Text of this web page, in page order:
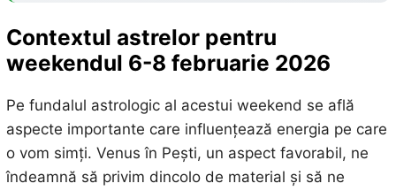
Contextul astrelor pentru
weekendul 6-8 februarie 2026
Pe fundalul astrologic al acestui weekend se află
aspecte importante care influențează energia pe care
o vom simți. Venus în Pești, un aspect favorabil, ne
îndeamnă să privim dincolo de material și să ne